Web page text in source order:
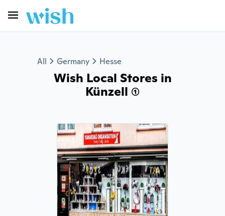
All Germany Hesse
Wish Local Stores in
Künzell (1)